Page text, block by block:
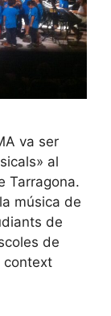
va ser
al
Tarragona.
música de
de
de
context